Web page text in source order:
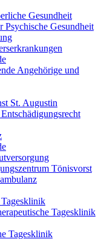
Gesundheit
Gesundheit
Angehörige und
St. Augustin
Tönisvorst
Tagesklinik
Tagesklinik